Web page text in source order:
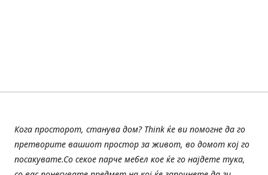
Кога просторот, станува дом? Think ќе ви помогне да го
претворите вашиот простор за живот, во домот кој го
посакувате.Со секое парче мебел кое ќе го најдете тука,